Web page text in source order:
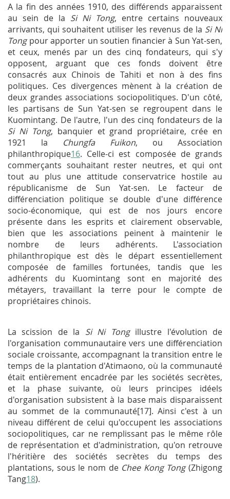
A la fin des années 1910, des différends apparaissent
au sein de la Si Ni Tong, entre certains nouveaux
arrivants, qui souhaitent utiliser les revenus de la Si Ni
Tongpour apporter un soutien financier à Sun Yat-sen,
et ceux, menés par un des cinq fondateurs, qui s'y
opposent, arguant que ces fonds doivent être
consacrés aux Chinois de Tahiti et non à des fins
politiques. Ces divergences mènent à la création de
deux grandes associations sociopolitiques. D'un côté,
les partisans de Sun Yat-sen se regroupent dans le
Kuomintang. De l'autre, l'un des cinq fondateurs de la
Si Ni Tong, banquier et grand propriétaire, crée en
1921 la Chungfa Fuikon, ou Association
philanthropique16. Celle-ci est composée de grands
commerçants souhaitant rester neutres, et qui ont
tout au plus une attitude conservatrice hostile au
républicanisme de Sun Yat-sen. Le facteur de
différenciation politique se double d'une différence
socio-économique, qui est de nos jours encore
présente dans les esprits et clairement observable,
bien que les associations peinent à maintenir le
nombre de leurs adhérents. L'association
philanthropique est dès le départ essentiellement
composée de familles fortunées, tandis que les
adhérents du Kuomintang sont en majorité des
métayers, travaillant la terre pour le compte de
propriétaires chinois.
La scission de la Si Ni Tongillustre l'évolution de
l'organisation communautaire vers une différenciation
sociale croissante, accompagnant la transition entre le
temps de la plantation d'Atimaono, où la communauté
était entièrement encadrée par les sociétés secrètes,
et la phase suivante, où leurs principes idéels
d'organisation subsistent à la base mais disparaissent
au sommet de la communauté[17]. Ainsi c'est à un
niveau différent de celui qu'occupent les associations
sociopolitiques, car ne remplissant pas le même rôle
de représentation et d'administration, qu'on retrouve
l'héritière des sociétés secrètes du temps des
plantations, sous le nom de Chee Kong Tong(Zhigong
Tang18).